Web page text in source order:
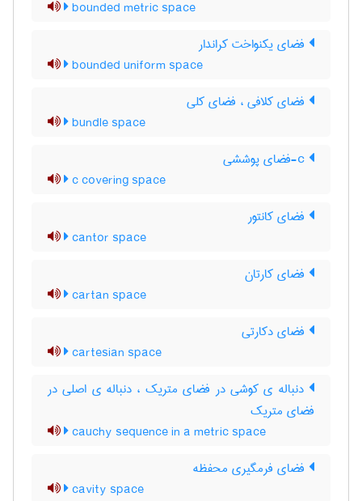
bounded metric space
فضای یکنواخت کراندار
bounded uniform space
فضای کلافی ، فضای کلی
bundle space
c covering space
فضای کانتور
cantor space
فضای کارتان
cartan space
فضای دکارتی
cartesian space
دنباله ی کوشی در فضای متریک ، دنباله ی اصلی در
فضای متریک
cauchy sequence in a metric space
فضای فرمگیری محفظه
cavity space